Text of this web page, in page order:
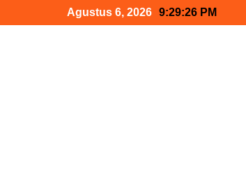
Agustus 6, 2026 9:29:27 PM